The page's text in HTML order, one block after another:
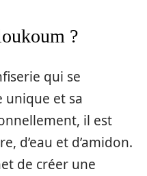
?
qui se
unique et sa
il est
d’eau et d’amidon.
de créer une